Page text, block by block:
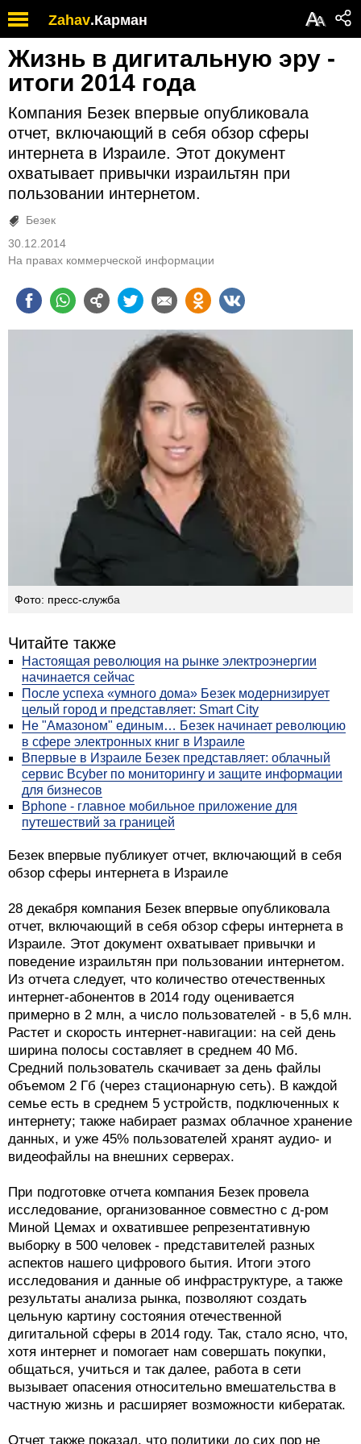
Zahav.Карман АА
Жизнь в дигитальную эру -
итоги 2014 года
Компания Безек впервые опубликовала
отчет, включающий в себя обзор сферы
интернета в Израиле. Этот документ
охватывает привычки израильтян при
пользовании интернетом.
Безек
30.12.2014
На правах коммерческой информации
Фото: пресс-служба
Читайте также
Настоящая революция на рынке электроэнергии
начинается сейчас
После успеха «умного дома» Безек модернизирует
целый город и представляет: Smart City
Не "Амазоном" единым… Безек начинает революцию
в сфере электронных книг в Израиле
Впервые в Израиле Безек представляет: облачный
сервис Bcyber по мониторингу и защите информации
для бизнесов
Bphone - главное мобильное приложение для
путешествий за границей
Безек впервые публикует отчет, включающий в себя
обзор сферы интернета в Израиле
28 декабря компания Безек впервые опубликовала
отчет, включающий в себя обзор сферы интернета в
Израиле. Этот документ охватывает привычки и
поведение израильтян при пользовании интернетом.
Из отчета следует, что количество отечественных
интернет-абонентов в 2014 году оценивается
примерно в 2 млн, а число пользователей - в 5,6 млн.
Растет и скорость интернет-навигации: на сей день
ширина полосы составляет в среднем 40 Мб.
Средний пользователь скачивает за день файлы
объемом 2 Гб (через стационарную сеть). В каждой
семье есть в среднем 5 устройств, подключенных к
интернету; также набирает размах облачное хранение
данных, и уже 45% пользователей хранят аудио- и
видеофайлы на внешних серверах.
При подготовке отчета компания Безек провела
исследование, организованное совместно с д-ром
Миной Цемах и охватившее репрезентативную
выборку в 500 человек - представителей разных
аспектов нашего цифрового бытия. Итоги этого
исследования и данные об инфраструктуре, а также
результаты анализа рынка, позволяют создать
цельную картину состояния отечественной
дигитальной сферы в 2014 году. Так, стало ясно, что,
хотя интернет и помогает нам совершать покупки,
общаться, учиться и так далее, работа в сети
вызывает опасения относительно вмешательства в
частную жизнь и расширяет возможности кибератак.
Отчет также показал, что политики до сих пор не